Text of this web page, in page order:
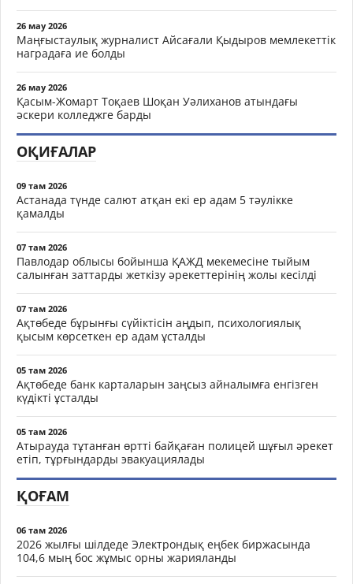
26 мау 2026
Маңғыстаулық журналист Айсағали Қыдыров мемлекеттік
наградаға ие болды
26 мау 2026
Қасым-Жомарт Тоқаев Шоқан Уәлиханов атындағы
әскери колледжге барды
ОҚИҒАЛАР
09 там 2026
Астанада түнде салют атқан екі ер адам 5 тәулікке
қамалды
07 там 2026
Павлодар облысы бойынша ҚАЖД мекемесіне тыйым
салынған заттарды жеткізу әрекеттерінің жолы кесілді
07 там 2026
Ақтөбеде бұрынғы сүйіктісін аңдып, психологиялық
қысым көрсеткен ер адам ұсталды
05 там 2026
Ақтөбеде банк карталарын заңсыз айналымға енгізген
күдікті ұсталды
05 там 2026
Атырауда тұтанған өртті байқаған полицей шұғыл әрекет
етіп, тұрғындарды эвакуациялады
ҚОҒАМ
06 там 2026
2026 жылғы шілдеде Электрондық еңбек биржасында
104,6 мың бос жұмыс орны жарияланды